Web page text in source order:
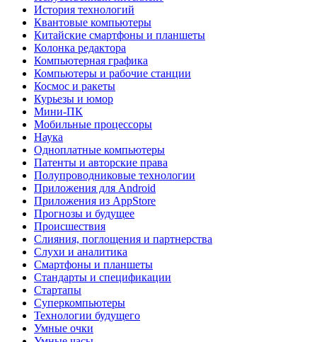
История технологий
Квантовые компьютеры
Китайские смартфоны и планшеты
Колонка редактора
Компьютерная графика
Компьютеры и рабочие станции
Космос и ракеты
Курьезы и юмор
Мини-ПК
Мобильные процессоры
Наука
Одноплатные компьютеры
Патенты и авторские права
Полупроводниковые технологии
Приложения для Android
Приложения из AppStore
Прогнозы и будущее
Происшествия
Слияния, поглощения и партнерства
Слухи и аналитика
Смартфоны и планшеты
Стандарты и спецификации
Стартапы
Суперкомпьютеры
Технологии будущего
Умные очки